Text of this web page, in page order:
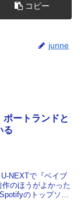
コピー
junne
ートランドと
る
NEXTで『ベイブ
のほうがよかった
のトップソン